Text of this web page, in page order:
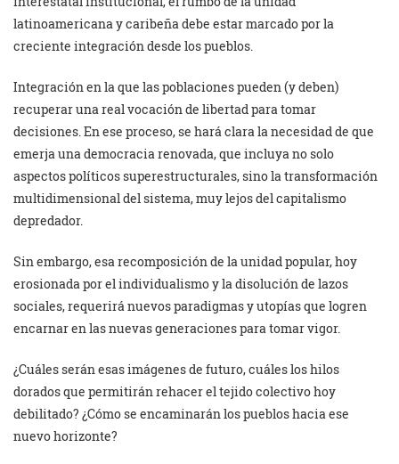
latinoamericana y caribeña debe estar marcado por la
creciente integración desde los pueblos.
Integración en la que las poblaciones pueden (y deben)
recuperar una real vocación de libertad para tomar
decisiones. En ese proceso, se hará clara la necesidad de que
emerja una democracia renovada, que incluya no solo
aspectos políticos superestructurales, sino la transformación
multidimensional del sistema, muy lejos del capitalismo
depredador.
Sin embargo, esa recomposición de la unidad popular, hoy
erosionada por el individualismo y la disolución de lazos
sociales, requerirá nuevos paradigmas y utopías que logren
encarnar en las nuevas generaciones para tomar vigor.
¿Cuáles serán esas imágenes de futuro, cuáles los hilos
dorados que permitirán rehacer el tejido colectivo hoy
debilitado? ¿Cómo se encaminarán los pueblos hacia ese
nuevo horizonte?